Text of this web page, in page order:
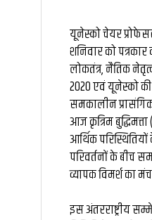
यूनेस्को चेयर
शनिवार को पत्रकार
लोकतंत्र, नैतिक नेतृत्व
2020 एवं यूनेस्को
समकालीन
आज कृत्रिम
आर्थिक
परिवर्तनों के बीच
व्यापक विमर्श का
इस अंतरराष्ट्रीय